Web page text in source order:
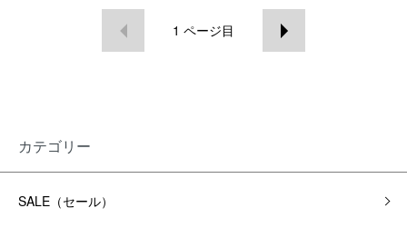
1 ページ目
カテゴリー
SALE（セール）